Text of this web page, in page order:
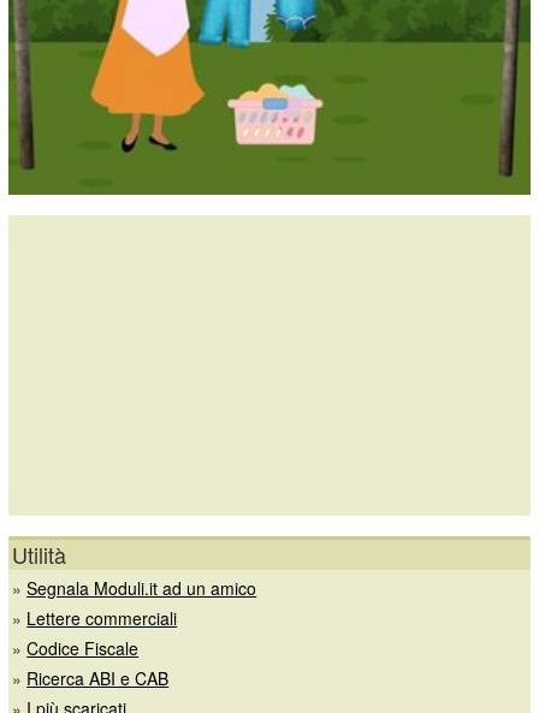
Utilità
»Segnala Moduli.it ad un amico
» Lettere commerciali
»Codice Fiscale
» Ricerca ABI e CAB
» I più scaricati